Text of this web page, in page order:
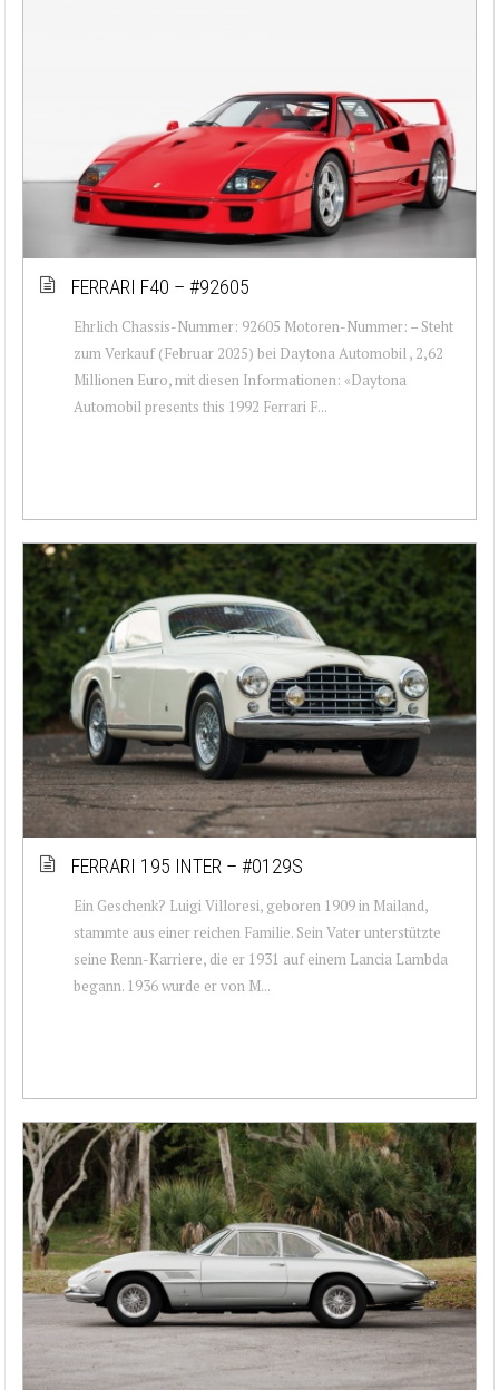
FERRARI F40 – #92605
Ehrlich Chassis-Nummer: 92605 Motoren-Nummer: – Steht
zum Verkauf (Februar 2025) bei Daytona Automobil , 2,62
Millionen Euro, mit diesen Informationen: «Daytona
Automobil presents this 1992 Ferrari F...
FERRARI 195 INTER – #0129S
Ein Geschenk? Luigi Villoresi, geboren 1909 in Mailand,
stammte aus einer reichen Familie. Sein Vater unterstützte
seine Renn-Karriere, die er 1931 auf einem Lancia Lambda
begann. 1936 wurde er von M...